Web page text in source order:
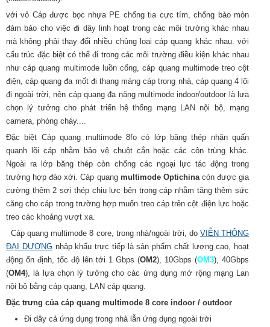
với vỏ Cáp được bọc nhựa PE chống tia cực tím, chống bào mòn
đảm bảo cho việc đi dây linh hoạt trong các môi trường khác nhau
mà không phải thay đổi nhiều chủng loại cáp quang khác nhau. với
cấu trúc đặc biệt có thể đi trong các môi trường điều kiện khác nhau
như cáp quang multimode luồn cống, cáp quang multimode treo cột
điện, cáp quang đa mốt đi thang máng cáp trong nhà, cáp quang 4 lõi
đi ngoài trời, nên cáp quang đa năng multimode indoor/outdoor là lựa
chọn lý tưởng cho phát triển hệ thống mạng LAN nội bộ, mạng
camera, phòng cháy....
Đặc biệt Cáp quang multimode 8fo có lớp băng thép nhăn quấn
quanh lõi cáp nhằm bảo vệ chuột cắn hoặc các côn trùng khác.
Ngoài ra lớp băng thép còn chống các ngoại lực tác động trong
trường hợp đào xới. Cáp quang multimode Optichinacòn được gia
cường thêm 2 sợi thép chịu lực bên trong cáp nhằm tăng thêm sức
căng cho cáp trong trường hợp muốn treo cáp trên cột điện lực hoặc
treo các khoảng vượt xa.
Cáp quang multimode 8 core, trong nhà/ngoài trời, doVIỄN THÔNG
ĐẠI DƯƠNGnhập khẩu trực tiếp là sản phẩm chất lượng cao, hoạt
động ổn định, tốc độ lên tới 1 Gbps (OM2), 10Gbps (OM3), 40Gbps
(OM4), là lựa chọn lý tưởng cho các ứng dụng mở rộng mạng Lan
nội bộ bằng cáp quang, LAN cáp quang.
Đặc trưng của cáp quang multimode 8 core indoor / outdoor
Đi dây cả ứng dụng trong nhà lẫn ứng dụng ngoài trời